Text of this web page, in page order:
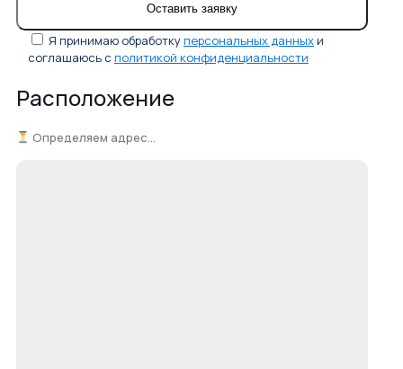
Я принимаю обработкуперсональных данных и
соглашаюсь с политикой конфиденциальности
Расположение
Определяем адрес...